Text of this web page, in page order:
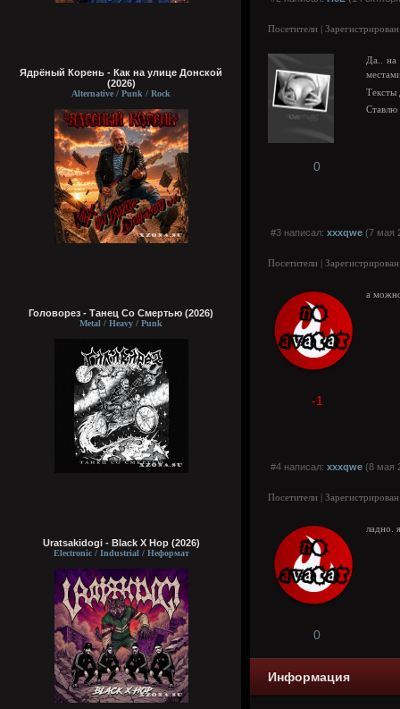
Ядрёный Корень - Как на улице Донской
(2026)
Alternative / Punk / Rock
Головорез - Tанец Со Смертью (2026)
Metal / Heavy / Punk
Uratsakidogi - Black X Hop (2026)
Electronic / Industrial / Неформат
Посетители |
Да.. на
Ставлю
0
#3 написал: xxxqwe (7 мая
Посетители |
а
-1
#4 написал: xxxqwe (8 мая
Посетители |
ладно.
0
Информация